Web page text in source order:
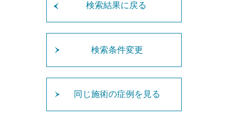
検索結果に戻る
検索条件変更
同じ施術の症例を見る